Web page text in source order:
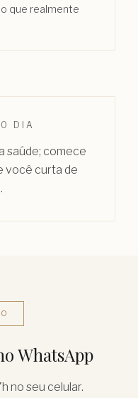
que realmente
DIA
saúde; comece
você curta de
WhatsApp
no seu celular.